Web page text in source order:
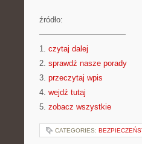
źródło:
———————————
1. czytaj dalej
2. sprawdź nasze porady
3. przeczytaj wpis
4. wejdź tutaj
5. zobacz wszystkie
CATEGORIES: